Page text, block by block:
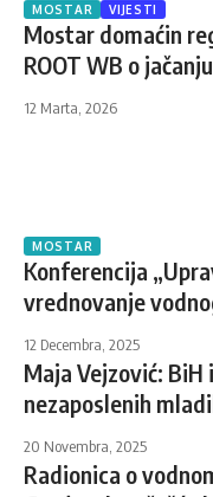
MOSTAR VIJESTI
Mostar domaćin
ROOT WB o
12 Marta, 2026
MOSTAR
Konferencija
vrednovanje
12 Decembra, 2025
Maja Vejzović:
nezaposlenih
20 Novembra, 2025
Radionica o